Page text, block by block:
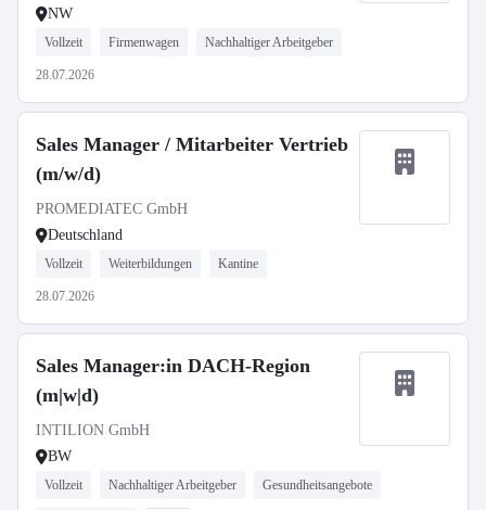
NW
Vollzeit Firmenwagen Nachhaltiger Arbeitgeber
28.07.2026
Sales Manager / Mitarbeiter Vertrieb
(m/w/d)
PROMEDIATEC GmbH
Deutschland
Vollzeit Weiterbildungen Kantine
28.07.2026
Sales Manager:in DACH-Region
(m|w|d)
INTILION GmbH
BW
Vollzeit Nachhaltiger Arbeitgeber Gesundheitsangebote